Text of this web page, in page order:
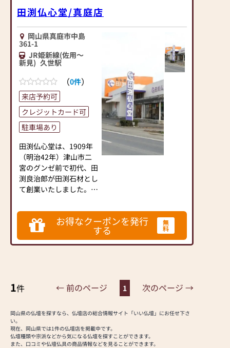
田渕仏心堂/真庭店
岡山県真庭市中島
361-1
JR姫新線(佐用～
新見) 久世駅
（0件）
来店予約可
クレジットカード可
駐車場あり
田渕仏心堂は、1909年
（明治42年）津山市二
宮のグンゼ前で初代、田
渕良治郎が田渕石材とし
て創業いたしました。そ
年）10月5日、現在の津
山市小田中にお仏壇とお
仏具の専門店として有限
会社田渕仏心堂を開業い
会社田渕仏心堂となり現
中心に、地元の皆様に親
しまれてきました。
これからも地域のお客様
お得なクーポンを発行
する
無
料
1件 ← 前のページ 1 次のページ →
岡山県の仏壇を探すなら、仏壇店の総合情報サイト「いい仏壇」にお任せ下さ
い。
現在、岡山県では1件の仏壇店を掲載中です。
仏壇種類や宗派などから気になる仏壇を探すことができます。
また、口コミや仏壇仏具の商品情報などを見ることができます。